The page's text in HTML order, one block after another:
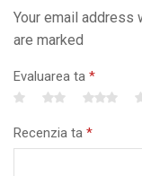
Your email address
are marked
Evaluarea ta *
Recenzia ta *